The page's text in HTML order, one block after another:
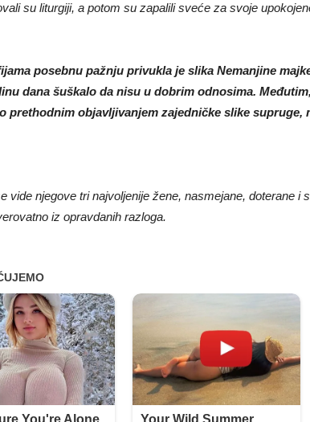
su liturgiji, a potom su zapalili sveće za svoje
posebnu pažnju privukla je slika Nemanjine
dana šuškalo da nisu u dobrim odnosima.
prethodnim objavljivanjem zajedničke slike supruge,
vide njegove tri najvoljenije žene, nasmejane, doterane i
iz opravdanih razloga.